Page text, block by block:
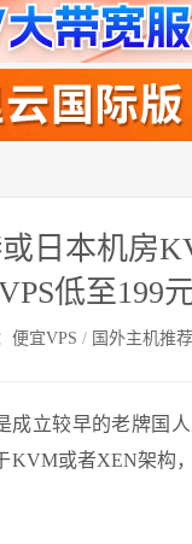
日本机房
低至199
便宜VPS / 国外主机推荐
成立较早的老牌国
或者XEN架构